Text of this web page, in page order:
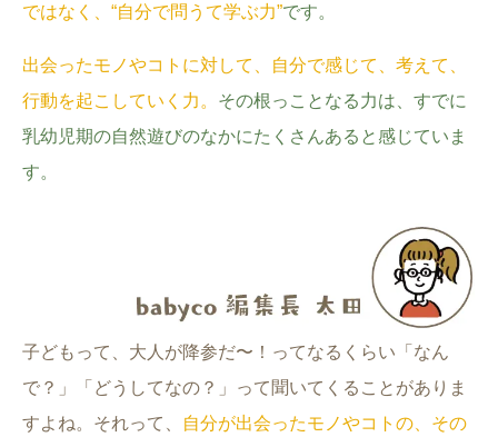
ではなく、“自分で問うて学ぶ力”です。
出会ったモノやコトに対して、自分で感じて、考えて、
行動を起こしていく力。 その根っことなる力は、すでに
乳幼児期の自然遊びのなかにたくさんあると感じていま
す。
子どもって、大人が降参だ〜！ってなるくらい「なん
で？」「どうしてなの？」って聞いてくることがありま
すよね。それって、
自分が出会ったモノやコトの、その